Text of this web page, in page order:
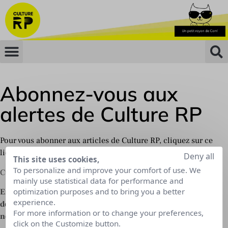
Abonnez-vous aux
alertes de Culture RP
Pour vous abonner aux articles de Culture RP, cliquez sur ce
lien
Culture RP vous remercie de l’intérêt que vous lui portez.
En renseignant le formulaire ci-dessous, vous acceptez
de recevoir par email les nouveaux articles ainsi que la
newsletter mensuelle de Culture RP.
This site uses cookies,
To personalize and improve your comfort of use. We
mainly use statistical data for performance and
optimization purposes and to bring you a better
experience.
For more information or to change your preferences,
click on the Customize button.
Deny all